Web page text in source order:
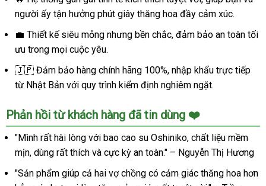
người ấy tận hưởng phút giây thăng hoa đầy cảm xúc.
💼 Thiết kế siêu mỏng nhưng bền chắc, đảm bảo an toàn tối
ưu trong mọi cuộc yêu.
🇯🇵 Đảm bảo hàng chính hãng 100%, nhập khẩu trực tiếp
từ Nhật Bản với quy trình kiểm định nghiêm ngặt.
Phản hồi từ khách hàng đã tin dùng ❤️
"Mình rất hài lòng với bao cao su Oshiniko, chất liệu mềm
mịn, dùng rất thích và cực kỳ an toàn." – Nguyễn Thị Hương
"Sản phẩm giúp cả hai vợ chồng có cảm giác thăng hoa hơn